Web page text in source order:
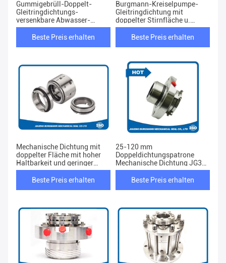
Gummigebrüll-Doppelt-
Gleitringdichtungs-
versenkbare Abwasser-
Pumpen-Verwendung
Beste Preis erhalten
Burgmann-Kreiselpumpe-
Gleitringdichtung mit
doppelter Stirnfläche u.
kleinem Frühling
Beste Preis erhalten
Mechanische Dichtung mit
doppelter Fläche mit hoher
Haltbarkeit und geringer
Leckage
Beste Preis erhalten
25-120 mm
Doppeldichtungspatrone
Mechanische Dichtung JG328
für Rührgeräte
Beste Preis erhalten